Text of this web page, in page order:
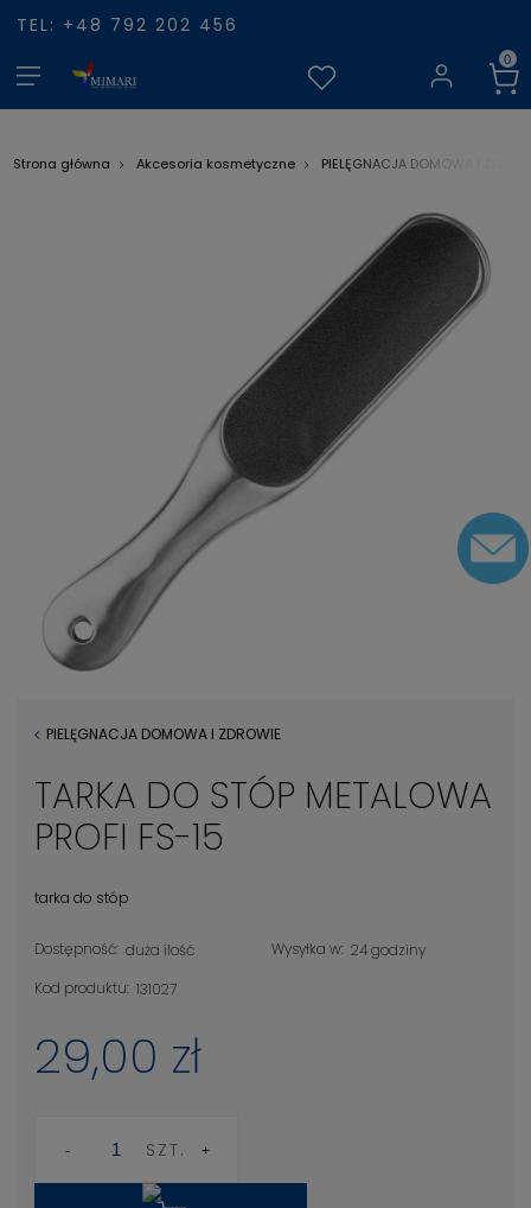
TEL: +48 792 202 456
Strona główna Akcesoria kosmetyczne PIELĘGNACJA DOMOWA I
PIELĘGNACJA DOMOWA I ZDROWIE
TARKA DO STÓP METALOWA
PROFI FS-15
tarka do stóp
Dostępność: duża ilość Wysyłka w: 24 godziny
Kod produktu: 131027
29,00 zł
SZT.